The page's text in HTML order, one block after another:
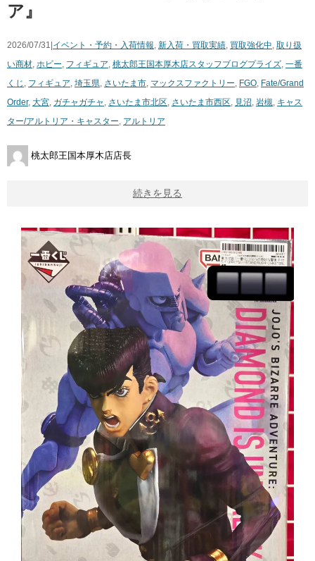
ア』
2026/07/31|イベント・予約・入荷情報 新入荷・買取実績 買取強化中 取り扱
い商材 ホビー フィギュア 桃太郎王国本厚木店スタッフブログプライズ 一番
くじ
フィギュア 埼玉県 さいたま市 マックスファクトリー FGO Fate/Grand
Order, 大宮 ガチャガチャ さいたま市北区 さいたま市西区 見沼 岩槻 キャス
ター/アルトリア・キャスター アルトリア
桃太郎王国本厚木店店長
続きを見る